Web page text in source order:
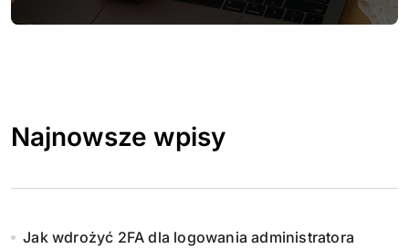
Najnowsze wpisy
Jak wdrożyć 2FA dla logowania administratora